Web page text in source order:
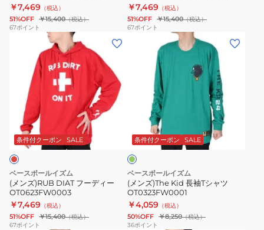
￥7,469 （税込）
51%OFF ￥15,400（税込）
67ポイント
￥7,469 （税込）
51%OFF ￥15,400（税込）
67ポイント
ズ)RUB
ィ
ー
OT0623FW0003
条件付クーポン SALE
ベースボールイズム
(メンズ)RUB DIAT フーディー
OT0623FW0003
￥7,469 （税込）
51%OFF ￥15,400（税込）
67ポイント
シ
ャ
ツ
OT0323FW0001
条件付クーポン SALE
グ
リ
ー
ン
ベースボールイズム
(メンズ)The Kid 長袖Tシャツ
OT0323FW0001
￥4,059 （税込）
50%OFF ￥8,250（税込）
36ポイント